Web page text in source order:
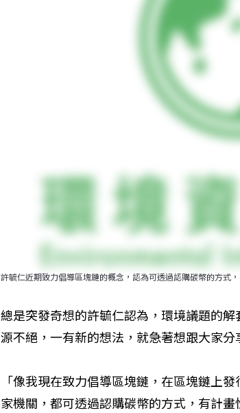
許毓仁近期致力倡導區塊鏈的概念，認為可透過認購碳幣的方式
總是突發奇想的許毓仁認為，環境議題的
源不絕，一有新的想法，就急著想跟大家分
「像我現在致力倡導區塊鏈，在區塊鏈上
家機關，都可透過認購碳幣的方式，有計